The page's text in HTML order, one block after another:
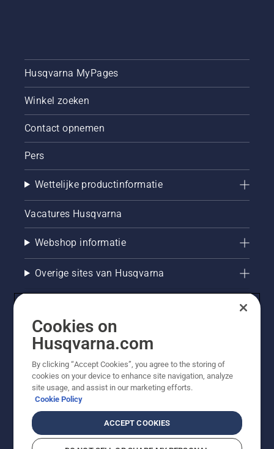
Husqvarna MyPages
Winkel zoeken
Contact opnemen
Pers
Wettelijke productinformatie
Vacatures Husqvarna
Webshop informatie
Overige sites van Husqvarna
© Husqvarna AB (publ). Alle rechten voorbehouden. De
getoonde prijzen zijn consumentenadviesprijzen. Alle
vermelde prijzen zijn adviesverkoopprijzen (incl. BTW),
tenzij het product beschikbaar is voor directe aankoop.
Cookies on
Husqvarna.com
By clicking “Accept Cookies”, you agree to the storing of
cookies on your device to enhance site navigation, analyze
site usage, and assist in our marketing efforts.
Cookie Policy
ACCEPT COOKIES